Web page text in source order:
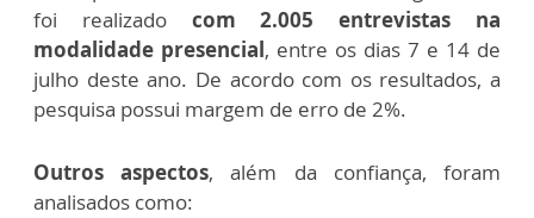
foi realizado com 2.005 entrevistas na
modalidade presencial, entre os dias 7 e 14 de
julho deste ano. De acordo com os resultados, a
pesquisa possui margem de erro de 2%.
Outros aspectos, além da confiança, foram
analisados como: